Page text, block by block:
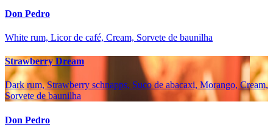
Don Pedro
White rum, Licor de café, Cream, Sorvete de baunilha
Strawberry Dream
Dark rum, Strawberry schnapps, Suco de abacaxi, Morango, Cream,
Sorvete de baunilha
Don Pedro